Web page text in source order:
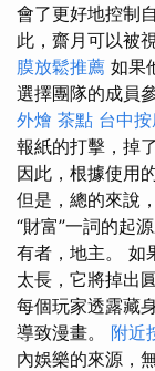
會了更好地控制
此，齋月可以被
膜放鬆推薦 如果
選擇團隊的成員
外燴 茶點 台中
報紙的打擊，掉
因此，根據使用
但是，總的來說
“財富”一詞的起
有者，地主。 如
太長，它將掉出
每個玩家透露藏
導致漫畫。 附近
內娛樂的來源，